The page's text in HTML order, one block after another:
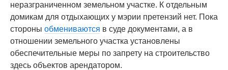
неразграниченном земельном участке. К отдельным
домикам для отдыхающих у мэрии претензий нет. Пока
стороны обмениваются в суде документами, а в
отношении земельного участка установлены
обеспечительные меры по запрету на строительство
здесь объектов арендатором.